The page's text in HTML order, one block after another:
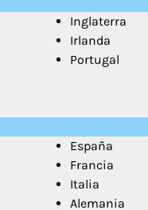
Inglaterra
Irlanda
Portugal
España
Francia
Italia
Alemania